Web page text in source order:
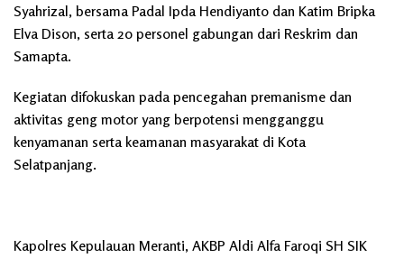
Syahrizal, bersama Padal Ipda Hendiyanto dan Katim Bripka
Elva Dison, serta 20 personel gabungan dari Reskrim dan
Samapta.
Kegiatan difokuskan pada pencegahan premanisme dan
aktivitas geng motor yang berpotensi mengganggu
kenyamanan serta keamanan masyarakat di Kota
Selatpanjang.
Kapolres Kepulauan Meranti, AKBP Aldi Alfa Faroqi SH SIK